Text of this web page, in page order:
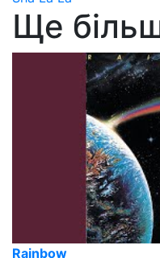
Ще
Rainbow